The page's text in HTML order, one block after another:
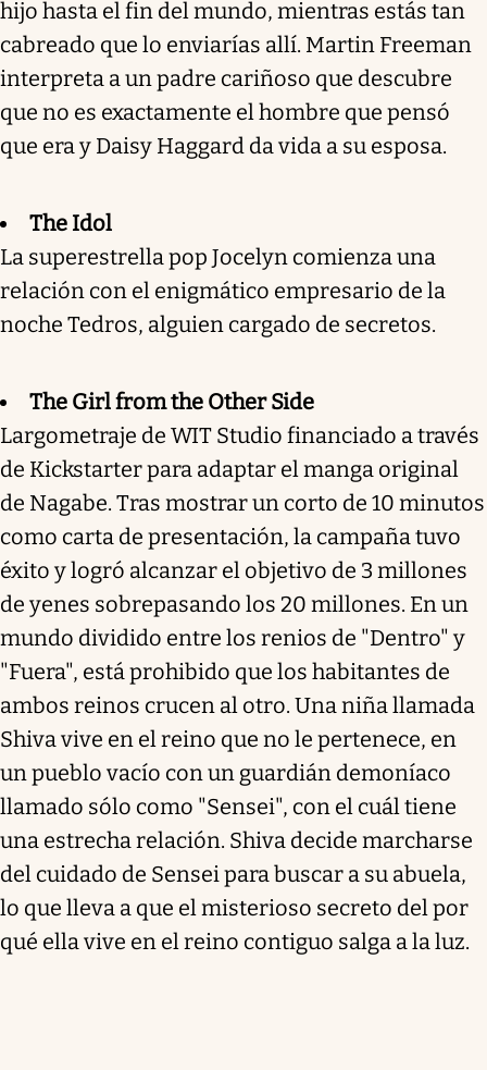
hijo hasta el fin del mundo, mientras estás tan
cabreado que lo enviarías allí. Martin Freeman
interpreta a un padre cariñoso que descubre
que no es exactamente el hombre que pensó
que era y Daisy Haggard da vida a su esposa.
The Idol
La superestrella pop Jocelyn comienza una
relación con el enigmático empresario de la
noche Tedros, alguien cargado de secretos.
The Girl from the Other Side
Largometraje de WIT Studio financiado a través
de Kickstarter para adaptar el manga original
de Nagabe. Tras mostrar un corto de 10 minutos
como carta de presentación, la campaña tuvo
éxito y logró alcanzar el objetivo de 3 millones
de yenes sobrepasando los 20 millones. En un
mundo dividido entre los renios de "Dentro" y
"Fuera", está prohibido que los habitantes de
ambos reinos crucen al otro. Una niña llamada
Shiva vive en el reino que no le pertenece, en
un pueblo vacío con un guardián demoníaco
llamado sólo como "Sensei", con el cuál tiene
una estrecha relación. Shiva decide marcharse
del cuidado de Sensei para buscar a su abuela,
lo que lleva a que el misterioso secreto del por
qué ella vive en el reino contiguo salga a la luz.